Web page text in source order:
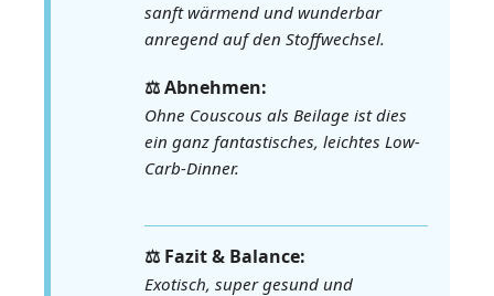
sanft wärmend und wunderbar
anregend auf den Stoffwechsel.
⚖️ Abnehmen:
Ohne Couscous als Beilage ist dies
ein ganz fantastisches, leichtes Low-
Carb-Dinner.
⚖️ Fazit & Balance:
Exotisch, super gesund und